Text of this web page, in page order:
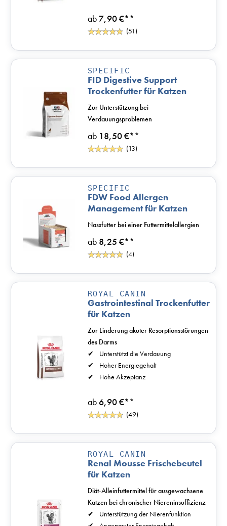
ab 7,90 €**
(51)
SPECIFIC
FID Digestive Support
Trockenfutter für Katzen
ab 18,50 €**
Zur Unterstützung bei
Verdauungsproblemen
(13)
SPECIFIC
FDW Food Allergen
Management für Katzen
ab 8,25 €**
Nassfutter bei einer Futtermittelallergien
(4)
ROYAL CANIN
Gastrointestinal Trockenfutter
für Katzen
ab 6,90 €**
Zur Linderung akuter Resorptionsstörungen
des Darms
Unterstützt die Verdauung
Hoher Energiegehalt
Hohe Akzeptanz
(49)
ROYAL CANIN
Renal Mousse Frischebeutel
für Katzen
Diät-Alleinfuttermittel für ausgewachsene
Katzen bei chronischer Niereninsuffizienz
Unterstützung der Nierenfunktion